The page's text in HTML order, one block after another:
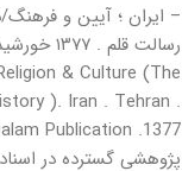
– ایران ؛ آیین و فرهنگ/
رسالت قلم . ۱۳۷۷ خورشیدی .
& Culture (The
). Iran . Tehran .
Publication .1377